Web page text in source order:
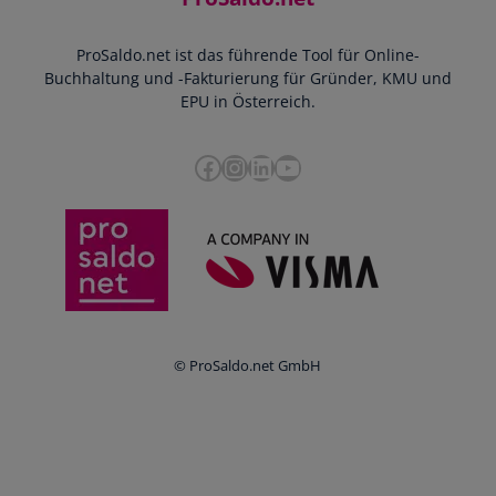
Presse
Datenschutz
Bankdatenimport
Zusammenarbeit mit Steuerberater
e-Rechnung an den Bund
Blog
Ratgeber
Newsletter
ProSaldo.net ist das führende Tool für Online-
Buchhaltung und -Fakturierung für Gründer, KMU und
EPU in Österreich.
Facebook InstagramLinkedIn YouTube
© ProSaldo.net GmbH